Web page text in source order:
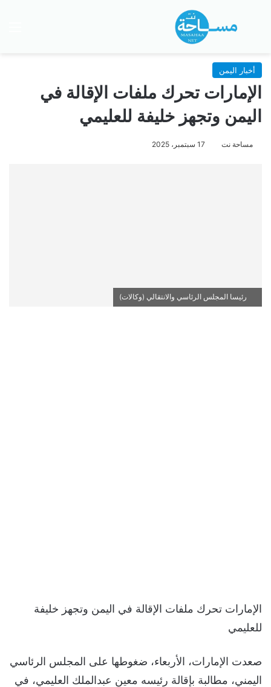
بحث عن
أخبار اليمن
الإمارات تحرك ملفات الإقالة في
اليمن وتجهز خليفة للعليمي
مساحة نت 17 سبتمبر، 2025
رئيسا المجلس الرئاسي والانتقالي (وكالات)
الإمارات تحرك ملفات الإقالة في اليمن وتجهز خليفة
للعليمي
صعدت الإمارات، الأربعاء، ضغوطها على المجلس الرئاسي
اليمني، مطالبة بإقالة رئيسه معين عبدالملك العليمي، في